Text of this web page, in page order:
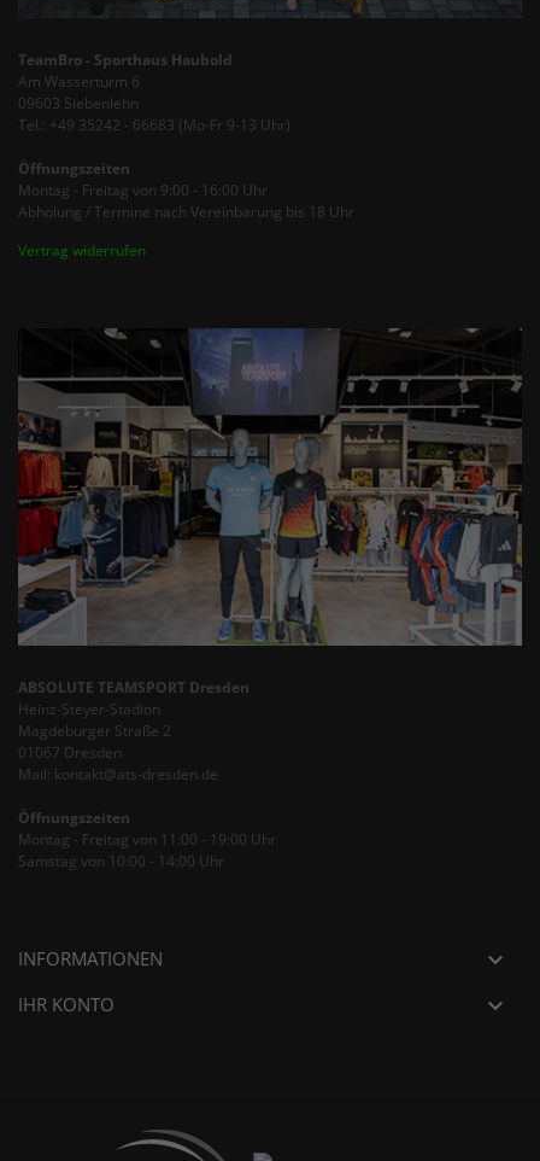
TeamBro - Sporthaus Haubold
Am Wasserturm 6
09603 Siebenlehn
Tel.: +49 35242 - 66683 (Mo-Fr 9-13 Uhr)
Öffnungszeiten
Montag - Freitag von 9:00 - 16:00 Uhr
Abholung / Termine nach Vereinbarung bis 18 Uhr
Vertrag widerrufen
ABSOLUTE TEAMSPORT Dresden
Heinz-Steyer-Stadion
Magdeburger Straße 2
01067 Dresden
Mail: kontakt@ats-dresden.de
Öffnungszeiten
Montag - Freitag von 11:00 - 19:00 Uhr
Samstag von 10:00 - 14:00 Uhr
INFORMATIONEN 
IHR KONTO 